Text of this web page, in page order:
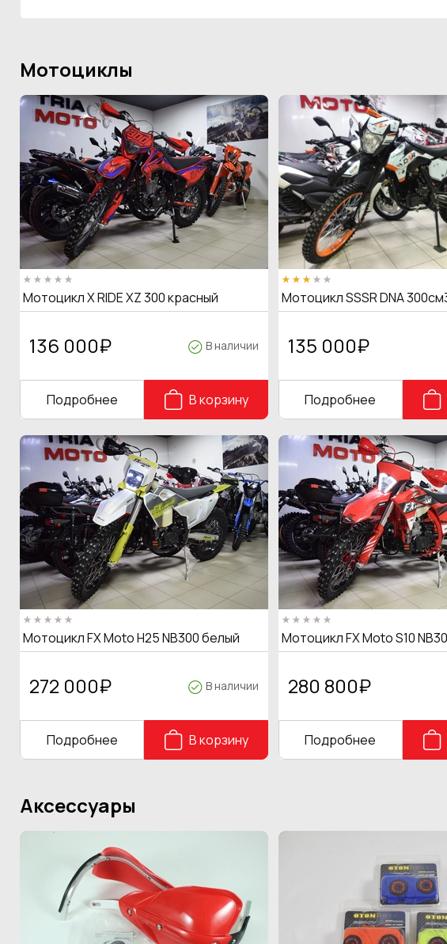
Мотоциклы
Мотоцикл X RIDE XZ 300 красный
136 000₽ В наличии
Подробнее В корзину
Мотоцикл SSSR DNA
135 000₽
Подробнее
Мотоцикл FX Moto H25 NB300 белый
272 000₽ В наличии
Подробнее В корзину
Мотоцикл FX Moto S10
280 800₽
Подробнее
Аксессуары